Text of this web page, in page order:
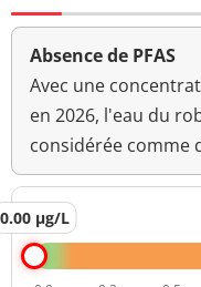
Absence de PFAS
Avec une
en 2026, l'eau du
considérée comme
0.00 µg/L